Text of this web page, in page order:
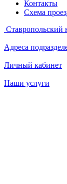
Контакты
Схема
Ставропольский
Адреса
Личный кабинет
Наши услуги